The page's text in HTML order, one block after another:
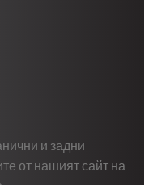
и задни
от нашият сайт на